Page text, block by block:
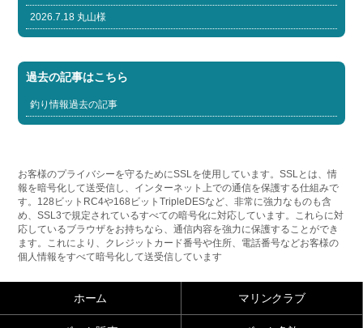
2026.7.18 丸山様
過去の記事はこちら
釣り情報過去の記事
お客様のプライバシーを守るためにSSLを使用しています。SSLとは、情
報を暗号化して送受信し、インターネット上での通信を保護する仕組みで
す。128ビットRC4や168ビットTripleDESなど、非常に強力なものも含
め、SSL3で規定されているすべての暗号化に対応しています。これらに対
応しているブラウザをお持ちなら、通信内容を強力に保護することができ
ます。これにより、クレジットカード番号や住所、電話番号などお客様の
個人情報をすべて暗号化して送受信しています
ホーム マリンクラブ